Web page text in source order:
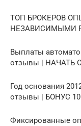
ТОП БРОКЕРОВ
НЕЗАВИСИМЫМИ
Выплаты
отзывы | НАЧАТЬ
Год основания
отзывы | БОНУС
Фиксированные